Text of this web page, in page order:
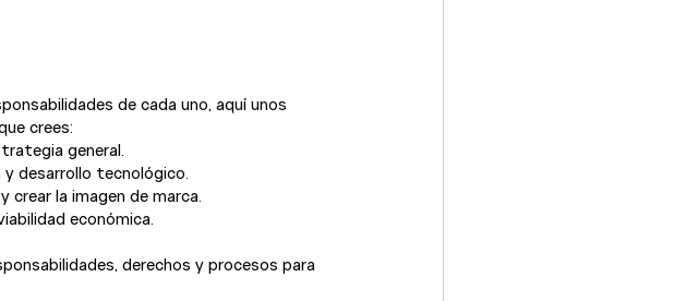
de cada uno, aquí unos
crees:
general.
y desarrollo tecnológico.
crear la imagen de marca.
económica.
derechos y procesos para